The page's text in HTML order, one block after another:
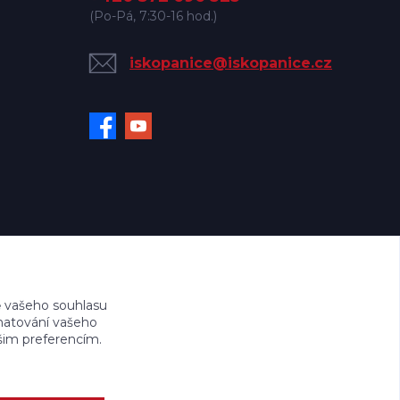
(Po-Pá, 7:30-16 hod.)
iskopanice@iskopanice.cz
souhlasu
vašeho
preferencím.